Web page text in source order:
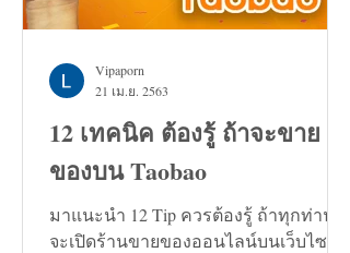
12 เทคนิค ต้องรู้ ถ้าจะขาย
ของบน Taobao
มาแนะนำ 12 Tip ควรต้องรู้ ถ้าทุกท่าน
จะเปิดร้านขายของออนไลน์บนเว็บไซต์
Vipaporn
21 เม.ย. 2563